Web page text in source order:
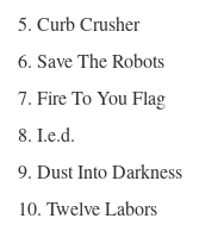
5. Curb Crusher
6. Save The Robots
7. Fire To You Flag
8. I.e.d.
9. Dust Into Darkness
10. Twelve Labors